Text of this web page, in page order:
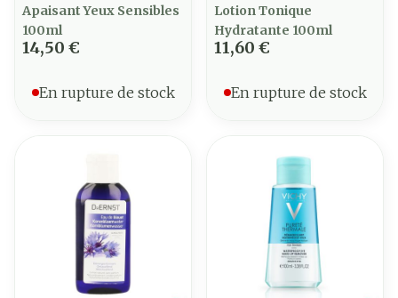
Apaisant Yeux Sensibles
100ml
14,50 €
En rupture de stock
Lotion Tonique
Hydratante 100ml
11,60 €
En rupture de stock